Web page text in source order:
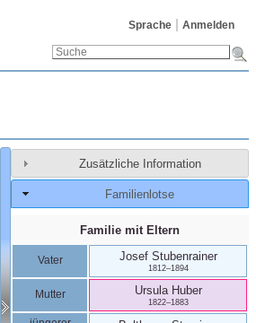
Sprache Anmelden
Zusätzliche Information
Familienlotse
Familie mit Eltern
Vater Josef Stubenrainer
1812–1894
Mutter Ursula Huber
1822–1883